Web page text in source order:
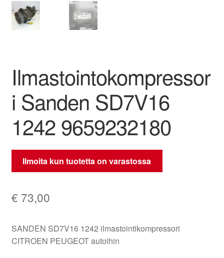
Tarkista
Tilini
Valitukset
Ilmastointokompressor
i Sanden SD7V16
1242 9659232180
Ilmoita kun tuotetta on varastossa
€ 73,00
SANDEN SD7V16 1242 ilmastointikompressori
CITROEN PEUGEOT autoihin